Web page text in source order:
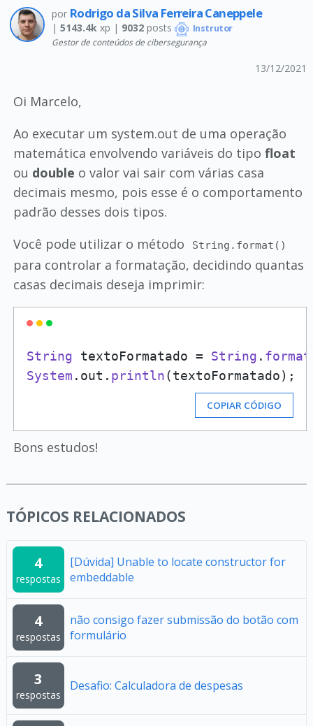
por Rodrigo da Silva Ferreira Caneppele
| 5143.4kxp | 9032posts Instrutor
Gestor de conteúdos de cibersegurança
13/12/2021
Oi Marcelo,
Ao executar um system.out de uma operação
matemática envolvendo variáveis do tipo float
ou double o valor vai sair com várias casa
decimais mesmo, pois esse é o comportamento
padrão desses dois tipos.
Você pode utilizar o método
String.format()
para controlar a formatação, decidindo quantas
casas decimais deseja imprimir:
String textoFormatado = String . format
System . out . println(textoFormatado);
COPIAR CÓDIGO
Bons estudos!
TÓPICOS RELACIONADOS
4
respostas
[Dúvida] Unable to locate constructor for
embeddable
4
respostas
não consigo fazer submissão do botão com
formulário
3
respostas
Desafio: Calculadora de despesas